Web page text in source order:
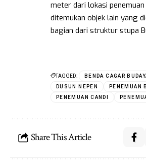
meter dari lokasi
ditemukan objek lain yang
bagian dari struktur stupa
TAGGED: BENDA CAGAR
DUSUN NEPEN
PENEMUAN
PENEMUAN CANDI
Share This Article